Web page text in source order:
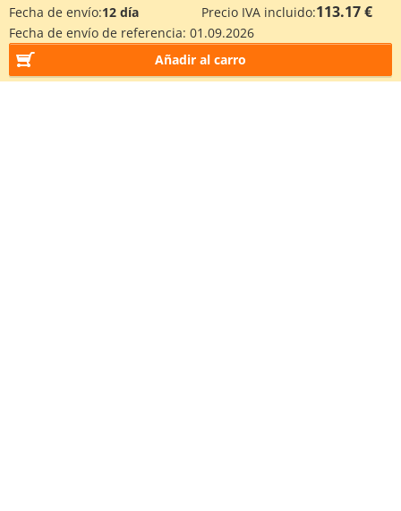
Fecha de envío:12 día Precio IVA incluido:113.17 €
Fecha de envío de referencia: 01.09.2026
Añadir al carro